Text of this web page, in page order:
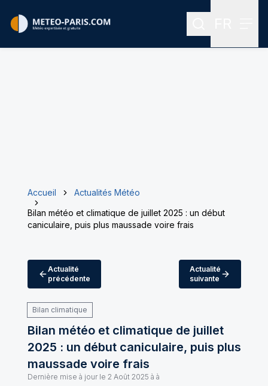
Rechercher
Accueil
Actualités Météo
Bilan météo et climatique de juillet 2025 : un début
caniculaire, puis plus maussade voire frais
Actualité
précédente
Actualité
suivante
Bilan climatique
Bilan météo et climatique de juillet
2025 : un début caniculaire, puis plus
maussade voire frais
Dernière mise à jour le 2 Août 2025 à à